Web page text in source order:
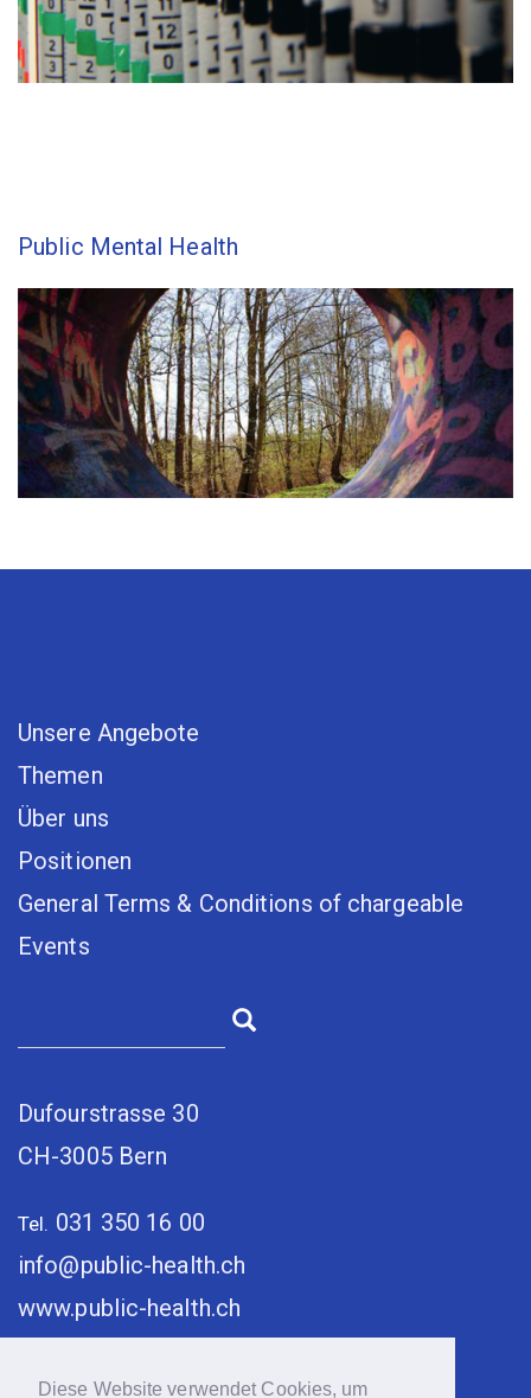
Diese Website verwendet Cookies, um
Public Mental Health
Unsere Angebote
Themen
Über uns
Positionen
General Terms & Conditions of chargeable
Events
Dufourstrasse 30
CH-3005 Bern
Tel. 031 350 16 00
info@public-health.ch
www.public-health.ch